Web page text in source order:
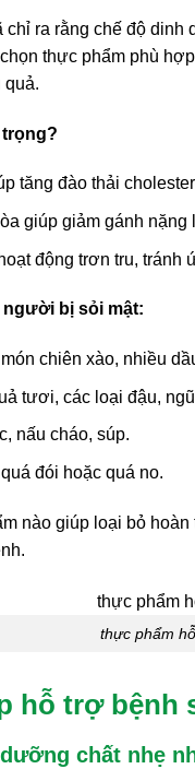
chỉ ra rằng chế độ
thực phẩm phù
quả.
tăng đào thải
giúp giảm gánh nặng
động trơn tru, tránh
bị sỏi mật:
chiên xào, nhiều
tươi, các loại đậu,
nấu cháo, súp.
đói hoặc quá no.
nào giúp loại bỏ
thực phẩm
hỗ trợ bệnh
chất nhẹ